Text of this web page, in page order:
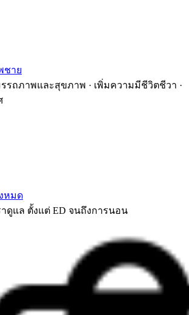
ชาย
รถภาพและสุขภาพ · เพิ่มความมีชีวิตชีวา ·
หมด
ดูแล ตั้งแต่ ED จนถึงการนอน